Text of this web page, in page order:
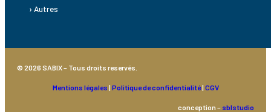
› Autres
© 2026 SABIX – Tous droits reservés.
Mentions légales | Politique de confidentialité| CGV
conception – sblstudio